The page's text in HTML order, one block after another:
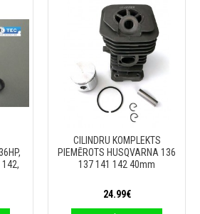
142,
CILINDRU KOMPLEKTS
PIEMĒROTS HUSQVARNA 136
137 141 142 40mm
24.99€